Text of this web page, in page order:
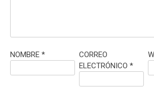
NOMBRE *
CORREO
ELECTRÓNICO *